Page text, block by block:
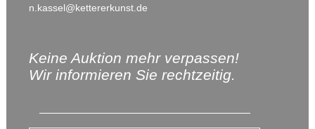
n.kassel@kettererkunst.de
Keine Auktion mehr verpassen!
Wir informieren Sie rechtzeitig.